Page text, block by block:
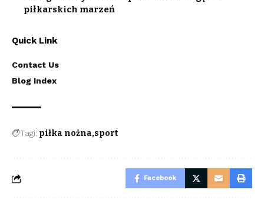
piłkarskich marzeń
Quick Link
Contact Us
Blog Index
Tagi: piłka nożna sport
Facebook